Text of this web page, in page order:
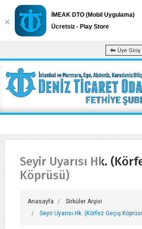
Üye Giriş
Seyir Uyarısı Hk.
Köprüsü)
Anasayfa
Sirküler Arşivi
Seyir Uyarısı Hk. (Körfez Geçiş
İMEAK DTO (Mobil Uygulama)
Ücretsiz - Play Store